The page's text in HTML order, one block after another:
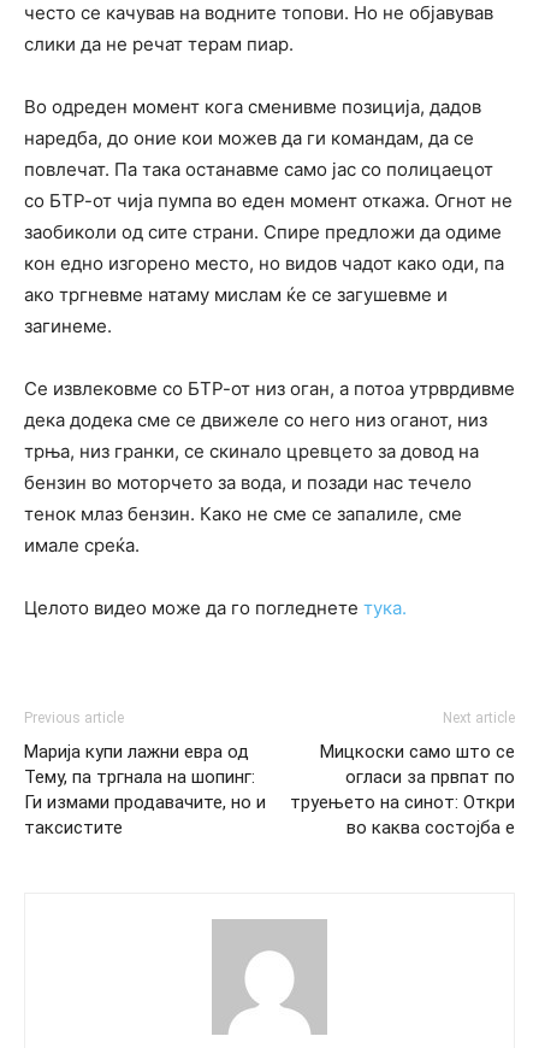
често се качував на водните топови. Но не објавував
слики да не речат терам пиар.
Во одреден момент кога сменивме позиција, дадов
наредба, до оние кои можев да ги командам, да се
повлечат. Па така останавме само јас со полицаецот
со БТР-от чија пумпа во еден момент откажа. Огнот не
заобиколи од сите страни. Спире предложи да одиме
кон едно изгорено место, но видов чадот како оди, па
ако тргневме натаму мислам ќе се загушевме и
загинеме.
Се извлековме со БТР-от низ оган, а потоа утрврдивме
дека додека сме се движеле со него низ оганот, низ
трња, низ гранки, се скинало цревцето за довод на
бензин во моторчето за вода, и позади нас течело
тенок млаз бензин. Како не сме се запалиле, сме
имале среќа.
Целото видео може да го погледнете тука.
Previous article
Марија купи лажни евра од
Тему, па тргнала на шопинг:
Ги измами продавачите, но и
таксистите
Next article
Мицкоски само што се
огласи за првпат по
труењето на синот: Откри
во каква состојба е